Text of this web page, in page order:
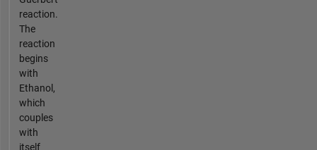
reaction.
The
reaction
begins
with
Ethanol,
which
couples
with
itself